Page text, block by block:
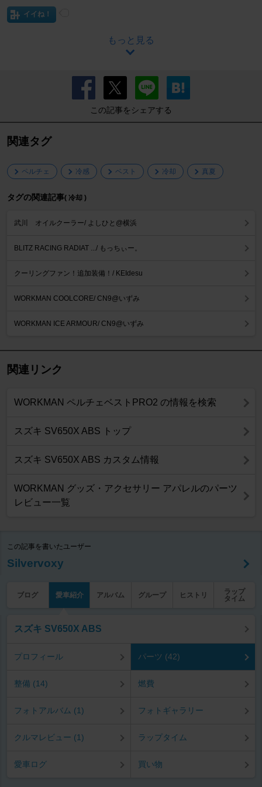
イイね！
もっと見る
この記事をシェアする
関連タグ
ペルチェ 冷感 ベスト 冷却 真夏
タグの関連記事( 冷却 )
武川 オイルクーラー/ よしひと@横浜
BLITZ RACING RADIAT .../ もっちぃー。
クーリングファン！追加装備！/ KEIdesu
WORKMAN COOLCORE/ CN9@いずみ
WORKMAN ICE ARMOUR/ CN9@いずみ
関連リンク
WORKMAN ペルチェベストPRO2 の情報を検索
スズキ SV650X ABS トップ
スズキ SV650X ABS カスタム情報
WORKMAN グッズ・アクセサリー アパレルのパーツ
レビュー一覧
この記事を書いたユーザー
Silvervoxy
ブログ 愛車紹介 アルバム グループ ヒストリ
ラップ
タイム
スズキ SV650X ABS
プロフィール パーツ (42)
整備 (14) 燃費
フォトアルバム (1) フォトギャラリー
クルマレビュー (1) ラップタイム
愛車ログ 買い物